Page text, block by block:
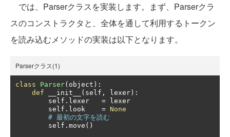
では、Parserクラスを実装します。まず、Parserクラ
スのコンストラクタと、全体を通して利用するトークン
を読み込むメソッドの実装は以下となります。
Parserクラス(1)
class Parser( object ):
def __init__ ( self , lexer ):
        self
. lexer = lexer
        self
. look = None
# 最初の文字を読む
        self
. move ()